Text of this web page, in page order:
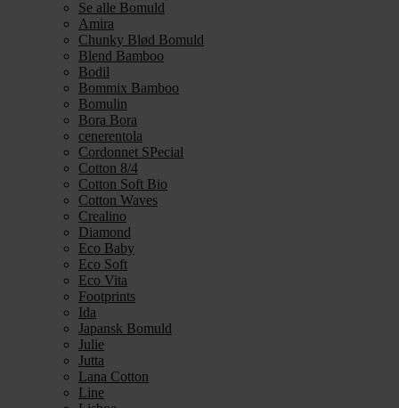
Se alle Bomuld
Amira
Chunky Blød Bomuld
Blend Bamboo
Bodil
Bommix Bamboo
Bomulin
Bora Bora
cenerentola
Cordonnet SPecial
Cotton 8/4
Cotton Soft Bio
Cotton Waves
Crealino
Diamond
Eco Baby
Eco Soft
Eco Vita
Footprints
Ida
Japansk Bomuld
Julie
Jutta
Lana Cotton
Line